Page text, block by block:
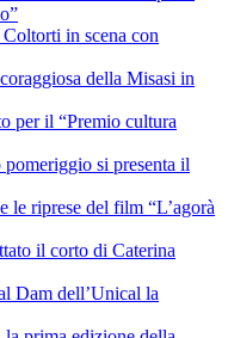
in scena con
della Misasi in
per il “Premio cultura
si presenta il
riprese del film “L’agorà
il corto di Caterina
Dam dell’Unical la